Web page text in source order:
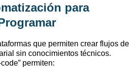
para
que permiten crear flujos de
sin conocimientos técnicos.
code” permiten: